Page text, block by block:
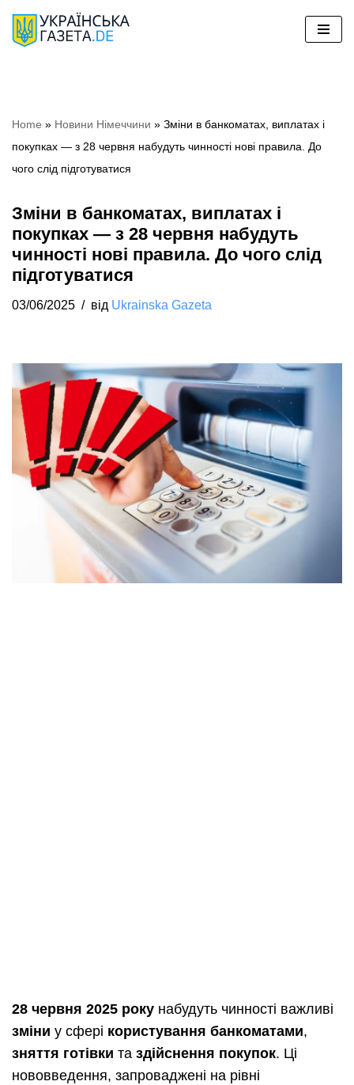
Перейти
Home » Новини Німеччини » Зміни в банкоматах, виплатах і
покупках — з 28 червня набудуть чинності нові правила. До
чого слід підготуватися
Зміни в банкоматах, виплатах і
покупках — з 28 червня набудуть
чинності нові правила. До чого слід
підготуватися
03/06/2025 від Ukrainska Gazeta
28 червня 2025 року набудуть чинності важливі
зміни у сфері користування банкоматами,
зняття готівки та здійснення покупок. Ці
нововведення, запроваджені на рівні